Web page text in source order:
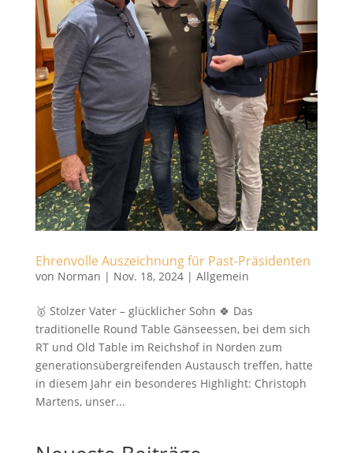
Ehrenvolle Auszeichnung für Past-Präsidenten
von Norman | Nov. 18, 2024| Allgemein
🥇 Stolzer Vater – glücklicher Sohn 🍀 Das
traditionelle Round Table Gänseessen, bei dem sich
RT und Old Table im Reichshof in Norden zum
generationsübergreifenden Austausch treffen, hatte
in diesem Jahr ein besonderes Highlight: Christoph
Martens, unser...